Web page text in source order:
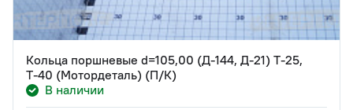
Кольца поршневые d=105,00 (Д-144, Д-21) Т-25,
Т-40 (Мотордеталь) (П/К)
В наличии